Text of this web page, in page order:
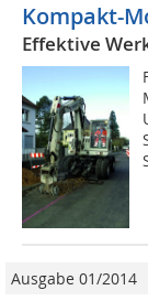
Kompakt-
Effektive
Ausgabe 01/2014